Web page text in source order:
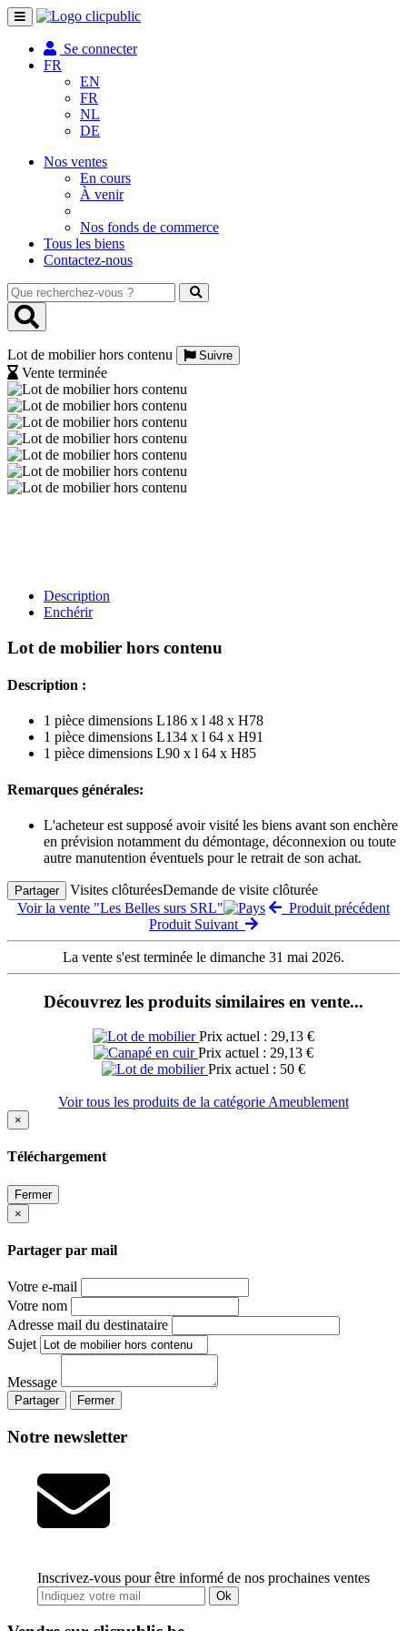
Toggle
navigation
Se connecter
FR
EN
FR
NL
DE
Nos ventes
En cours
À venir
Nos fonds de commerce
Tous les biens
Contactez-nous
Que
recherchez-
vous
Lot de mobilier hors contenu
Suivre
Vente terminée
Description
Enchérir
Lot de mobilier hors contenu
Description :
1 pièce dimensions L186 x l 48 x H78
1 pièce dimensions L134 x l 64 x H91
1 pièce dimensions L90 x l 64 x H85
Remarques générales:
L'acheteur est supposé avoir visité les biens avant son enchère
en prévision notamment du démontage, déconnexion ou toute
autre manutention éventuels pour le retrait de son achat.
Partager Visites clôturéesDemande de visite clôturée
Voir la vente "Les Belles surs SRL"
Produit précédent
Produit Suivant
La vente s'est terminée le dimanche 31 mai 2026.
Découvrez les produits similaires en vente...
Prix actuel : 29,13 €
Prix actuel : 29,13 €
Prix actuel : 50 €
Voir tous les produits de la catégorie Ameublement
×
Téléchargement
Fermer
×
Partager par mail
Votre e-mail
Votre nom
Adresse mail du destinataire
Sujet
Message
Partager Fermer
Notre newsletter
Inscrivez-vous pour être informé de nos prochaines ventes
Ok